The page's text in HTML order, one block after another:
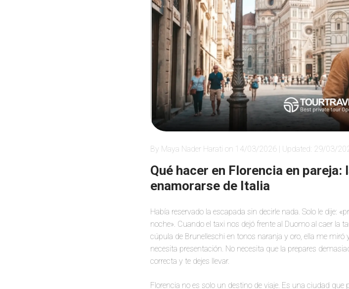
By Maya Nader Harati on 14/03/2026 | Updated: 29/03/
Qué hacer en Florencia en
enamorarse de Italia
Había reservado la escapada sin decirle nada. Solo le dije:
noche». Cuando el taxi nos dejó frente al Duomo al caer la
cúpula de Brunelleschi en tonos naranja y oro, ella me miró
necesita presentación. No necesita que la prepares
correcta y te dejes llevar.
Florencia no es solo un destino de viaje. Es una ciudad que